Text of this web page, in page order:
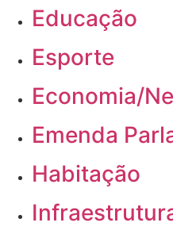
Educação
Esporte
Economia/
Emenda
Habitação